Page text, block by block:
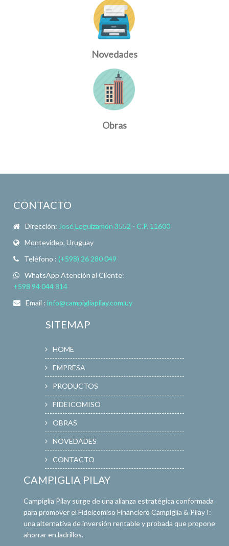
Novedades
Obras
CONTACTO
Dirección: José Leguizamón 3552 - C.P. 11600
Montevideo, Uruguay
Teléfono : (+598) 26 280 049
WhatsApp Atención al Cliente:
+598 94 044 814
Email :info@campigliapilay.com.uy
SITEMAP
HOME
EMPRESA
PRODUCTOS
FIDEICOMISO
OBRAS
NOVEDADES
CONTACTO
CAMPIGLIA PILAY
Campiglia Pilay surge de una alianza estratégica conformada
para promover el Fideicomiso Financiero Campiglia & Pilay I:
una alternativa de inversión rentable y probada que propone
ahorrar en ladrillos.